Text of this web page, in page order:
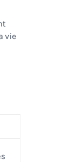
vie